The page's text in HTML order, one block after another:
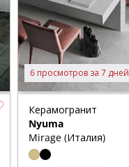
6 просмотров за 7 дней
Керамогранит
Nyuma
Mirage (Италия)